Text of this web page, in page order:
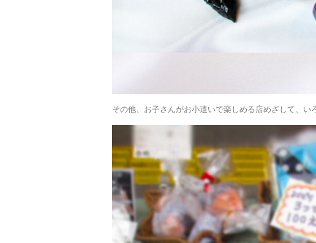
その他、お子さんがお小遣いで楽しめる店めざして、い